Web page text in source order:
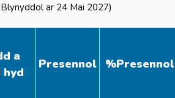
ar 24 Mai 2027)
a
Presennol %Presennol